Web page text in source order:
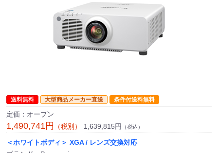
送料無料 大型商品メーカー直送 条件付送料無料
定価：オープン
1,490,741円 （税別） 1,639,815円 （税込）
＜ホワイトボディ＞ XGA / レンズ交換対応